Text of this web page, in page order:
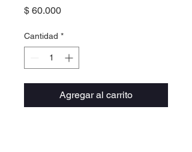
$ 60.000Precio
Cantidad *
Agregar al carrito